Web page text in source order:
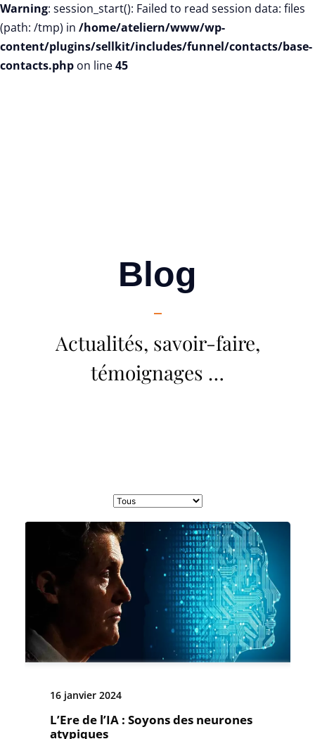
Warning: session_start(): Failed to read session data: files
(path: /tmp) in /home/ateliern/www/wp-
content/plugins/sellkit/includes/funnel/contacts/base-
contacts.php on line45
Blog
Actualités, savoir-faire,
témoignages …
16 janvier 2024
L’Ere de l’IA : Soyons des neurones
atypiques